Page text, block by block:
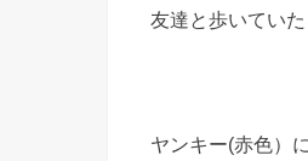
友達と歩いていた
ヤンキー(赤色）